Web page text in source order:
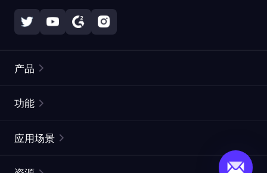
产品
静态住宅代理
功能
应用场景